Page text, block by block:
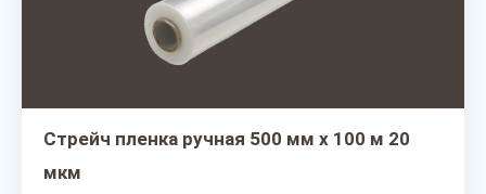
Стрейч пленка ручная 500 мм х 100 м 20
мкм